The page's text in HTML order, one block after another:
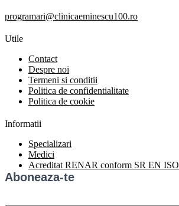
programari@clinicaeminescu100.ro
Utile
Contact
Despre noi
Termeni si conditii
Politica de confidentialitate
Politica de cookie
Informatii
Specializari
Medici
Acreditat RENAR conform SR EN
Aboneaza-te